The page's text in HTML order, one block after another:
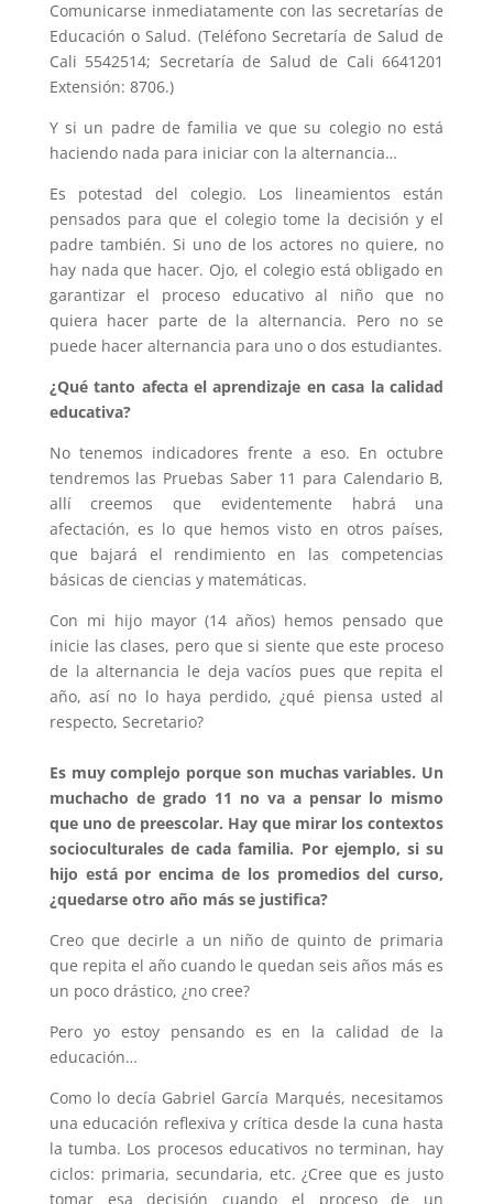
Comunicarse inmediatamente con las secretarías de
Educación o Salud. (Teléfono Secretaría de Salud de
Cali 5542514; Secretaría de Salud de Cali 6641201
Extensión: 8706.)
Y si un padre de familia ve que su colegio no está
haciendo nada para iniciar con la alternancia…
Es potestad del colegio. Los lineamientos están
pensados para que el colegio tome la decisión y el
padre también. Si uno de los actores no quiere, no
hay nada que hacer. Ojo, el colegio está obligado en
garantizar el proceso educativo al niño que no
quiera hacer parte de la alternancia. Pero no se
puede hacer alternancia para uno o dos estudiantes.
¿Qué tanto afecta el aprendizaje en casa la calidad
educativa?
No tenemos indicadores frente a eso. En octubre
tendremos las Pruebas Saber 11 para Calendario B,
allí creemos que evidentemente habrá una
afectación, es lo que hemos visto en otros países,
que bajará el rendimiento en las competencias
básicas de ciencias y matemáticas.
Con mi hijo mayor (14 años) hemos pensado que
inicie las clases, pero que si siente que este proceso
de la alternancia le deja vacíos pues que repita el
año, así no lo haya perdido, ¿qué piensa usted al
respecto, Secretario?
Es muy complejo porque son muchas variables. Un
muchacho de grado 11 no va a pensar lo mismo
que uno de preescolar. Hay que mirar los contextos
socioculturales de cada familia. Por ejemplo, si su
hijo está por encima de los promedios del curso,
¿quedarse otro año más se justifica?
Creo que decirle a un niño de quinto de primaria
que repita el año cuando le quedan seis años más es
un poco drástico, ¿no cree?
Pero yo estoy pensando es en la calidad de la
educación…
Como lo decía Gabriel García Marqués, necesitamos
una educación reflexiva y crítica desde la cuna hasta
la tumba. Los procesos educativos no terminan, hay
ciclos: primaria, secundaria, etc. ¿Cree que es justo
tomar esa decisión cuando el proceso de un